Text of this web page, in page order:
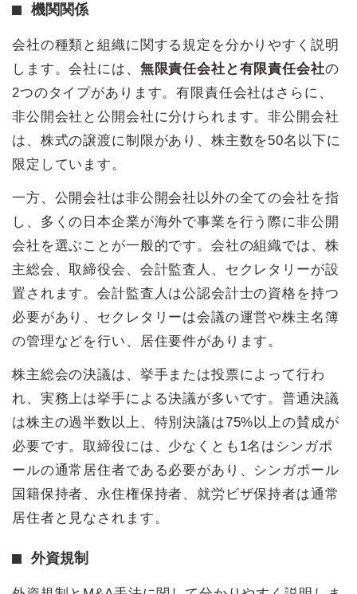
機関関係
会社の種類と組織に関する規定を分かりやすく説明
します。会社には、 無限責任会社と有限責任会社の
2つのタイプがあります。有限責任会社はさらに、
非公開会社と公開会社に分けられます。非公開会社
は、株式の譲渡に制限があり、株主数を50名以下に
限定しています。
一方、公開会社は非公開会社以外の全ての会社を指
し、多くの日本企業が海外で事業を行う際に非公開
会社を選ぶことが一般的です。会社の組織では、株
主総会、取締役会、会計監査人、セクレタリーが設
置されます。会計監査人は公認会計士の資格を持つ
必要があり、セクレタリーは会議の運営や株主名簿
の管理などを行い、居住要件があります。
株主総会の決議は、挙手または投票によって行わ
れ、実務上は挙手による決議が多いです。普通決議
は株主の過半数以上、特別決議は75%以上の賛成が
必要です。取締役には、少なくとも1名はシンガポ
ールの通常居住者である必要があり、シンガポール
国籍保持者、永住権保持者、就労ビザ保持者は通常
居住者と見なされます。
外資規制